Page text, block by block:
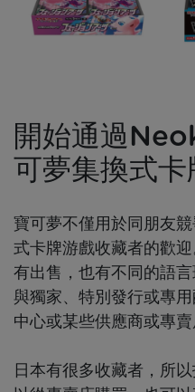
開始通過
可夢集換式卡
寶可夢不僅用於同朋友
式卡牌游戲收藏者的歡
有出售，也有不同的語
與獨家、特別發行或專
中心或某些供應商或專賣
日本有很多收藏者，所